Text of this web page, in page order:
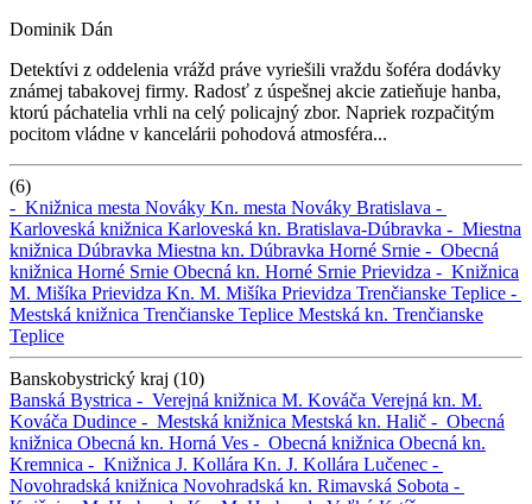
Dominik Dán
Detektívi z oddelenia vrážd práve vyriešili vraždu šoféra dodávky
známej tabakovej firmy. Radosť z úspešnej akcie zatieňuje hanba,
ktorú páchatelia vrhli na celý policajný zbor. Napriek rozpačitým
pocitom vládne v kancelárii pohodová atmosféra...
(6)
- Knižnica mesta Nováky Kn. mesta Nováky Bratislava -
Karloveská knižnica Karloveská kn. Bratislava-Dúbravka - Miestna
knižnica Dúbravka Miestna kn. Dúbravka Horné Srnie - Obecná
knižnica Horné Srnie Obecná kn. Horné Srnie Prievidza - Knižnica
M. Mišíka Prievidza Kn. M. Mišíka Prievidza Trenčianske Teplice -
Mestská knižnica Trenčianske Teplice Mestská kn. Trenčianske
Teplice
Banskobystrický kraj (10)
Banská Bystrica - Verejná knižnica M. Kováča Verejná kn. M.
Kováča Dudince - Mestská knižnica Mestská kn. Halič - Obecná
knižnica Obecná kn. Horná Ves - Obecná knižnica Obecná kn.
Kremnica - Knižnica J. Kollára Kn. J. Kollára Lučenec -
Novohradská knižnica Novohradská kn. Rimavská Sobota -